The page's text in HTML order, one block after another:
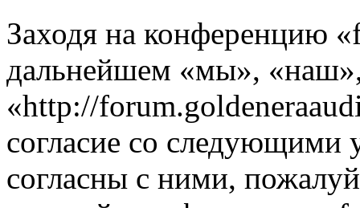
Заходя на конференцию
дальнейшем «мы»,
«http://
согласие со следующими
согласны с ними,